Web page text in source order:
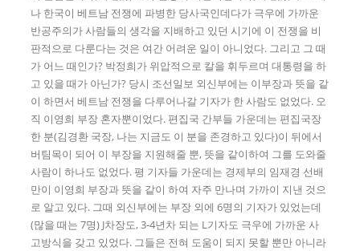
나 한국이 베트남 전쟁에 파병한 당사국인데다가 극우에 가까운
반공주의가 사람들의 생각을 지배하고 있던 시기에 이 전쟁을 비
판적으로 다룬다는 것은 여간 어려운 일이 아니었다. 그리고 그 때
가 어느 때인가? 박정희가 위압적으로 칼을 휘두르며 대통령을 하
고 있을 때가 아닌가? 당시 조선일보 외신부에는 이부장과 뜻을 같
이 하면서 베트남 전쟁을 다루어나갈 기자가 한 사람도 없었다. 오
직 이영희 부장 혼자뿐이었다. 편집국 간부들 가운데는 편집국장
한 분(김경환 국장, 나는 지금도 이 분을 존경하고 있다)이 뒤에서
버팀목이 되어 이 부장을 지원해줄 뿐, 뜻을 같이하여 그를 도와줄
사람이 하나도 없었다. 평 기자들 가운데는 경제부의 임재경 선배
만이 이영희 부장과 뜻을 같이 하여 자주 만나며 가까이 지낸 것으
로 알고 있다. 그때 외신부에는 부장 외에 6명의 기자가 있었는데
(많을 때는 7명) J차장도, 3-4년차 되는 L기자도 극우에 가까운 사
고방식을 갖고 있었다. 그들은 전혀 도움이 되지 못할 뿐만 아니라